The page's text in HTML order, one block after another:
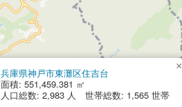
兵庫県神戸市東灘区住吉台
面積: 551,459.381 ㎡
人口総数: 2,983 人 世帯総数: 1,565 世帯
×